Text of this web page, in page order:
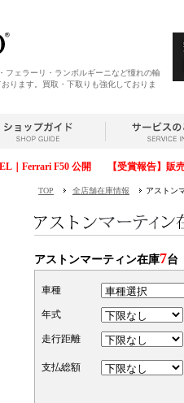
フェラーリ・ランボルギーニなど憧れの輸
ります。買取・下取りも強化しておりま
｜Ferrari F50 公開 【受賞報告】販
TOP 全店舗在庫情報 アストン
アストンマーティン在庫7台
車種
年式
走行距離
支払総額